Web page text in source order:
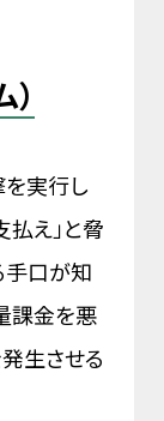
を実行し
え」と脅
手口が知
課金を悪
生させる